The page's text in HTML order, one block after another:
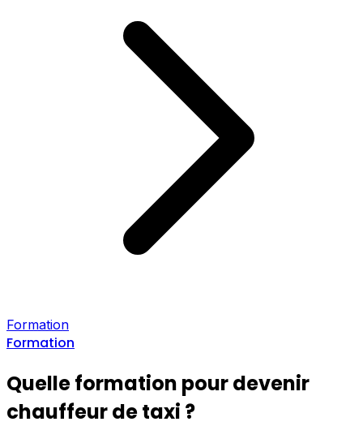
Formation
Formation
Quelle formation pour devenir
chauffeur de taxi ?